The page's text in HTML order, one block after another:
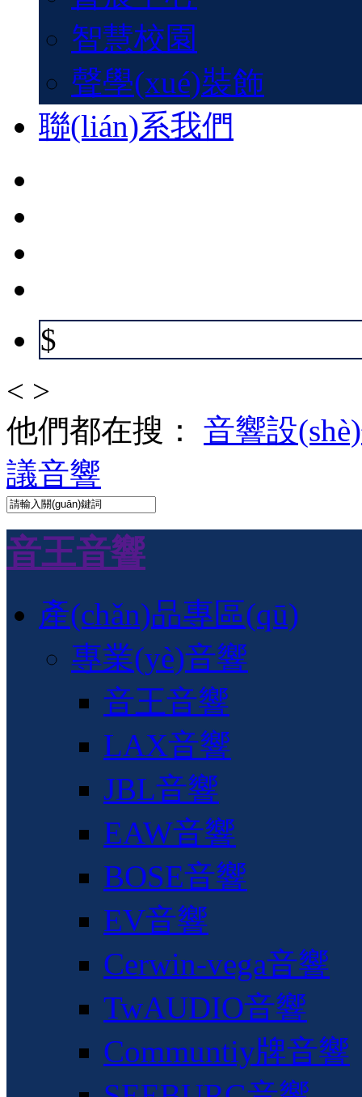
智慧校園
聲學(xué)裝飾
聯(lián)系我們
$
< >
他們都在搜： 音響設
議音響
音王音響
產(chǎn)品專區(qū)
專業(yè)音響
音王音響
LAX音響
JBL音響
EAW音響
BOSE音響
EV音響
Cerwin-vega音響
TwAUDIO音響
Communtiy牌音響